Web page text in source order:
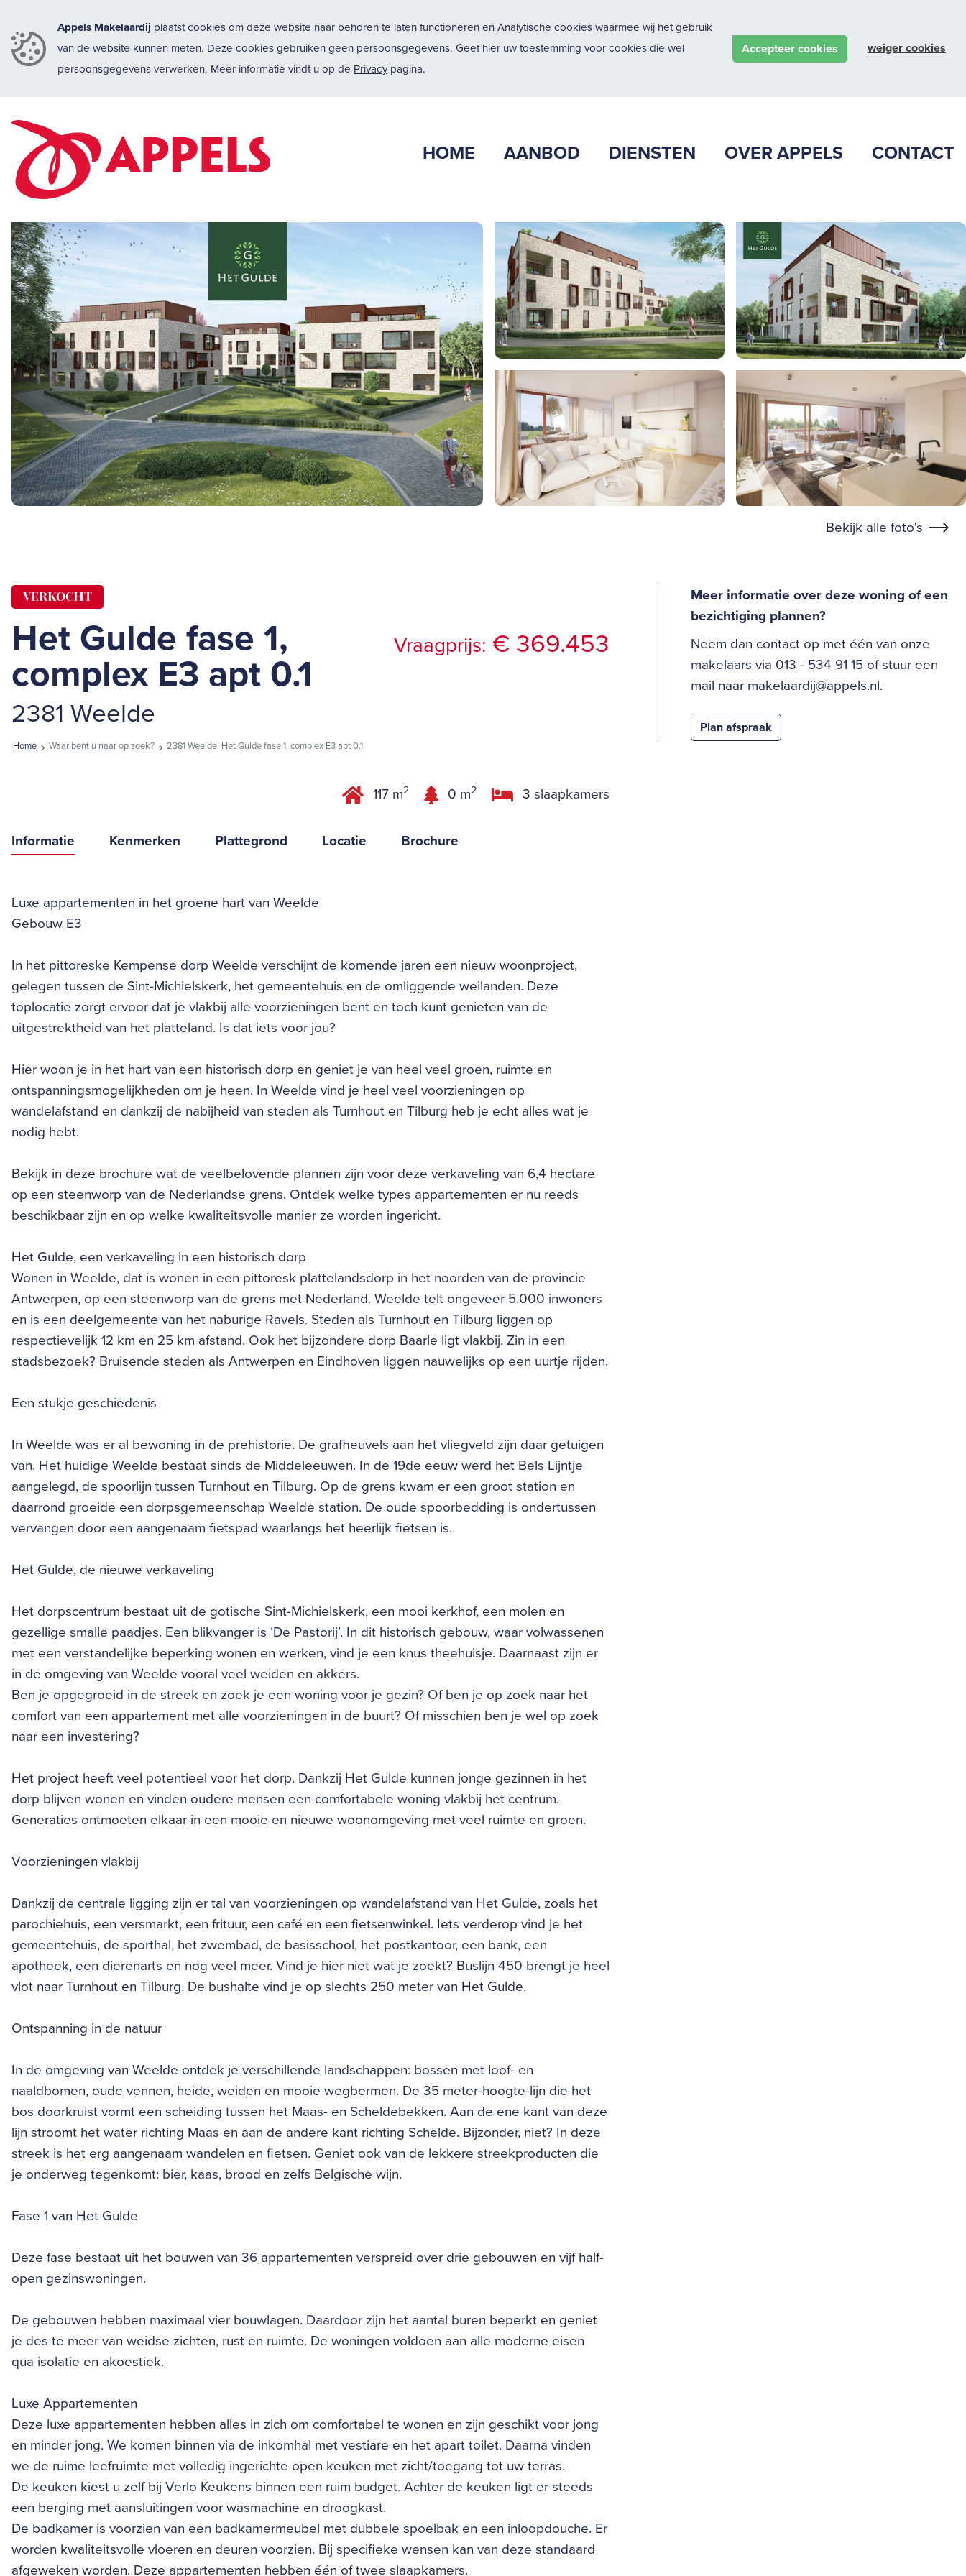
Appels Makelaardij plaatst cookies om deze website naar behoren te laten functioneren en Analytische cookies waarmee wij het gebruik
van de website kunnen meten. Deze cookies gebruiken geen persoonsgegevens. Geef hier uw toestemming voor cookies die wel
persoonsgegevens verwerken. Meer informatie vindt u op de Privacypagina.
Accepteer cookies weiger cookies
HOME AANBOD DIENSTEN OVER APPELS CONTACT
Bekijk alle foto's
VERKOCHT
Vraagprijs: € 369.453
Het Gulde fase 1,
complex E3 apt 0.1
2381 Weelde
Home Waar bent u naar op zoek? 2381 Weelde, Het Gulde fase 1, complex E3 apt 0.1
117 m2 0 m2 3 slaapkamers
Informatie Kenmerken Plattegrond Locatie Brochure
Luxe appartementen in het groene hart van Weelde
Gebouw E3
In het pittoreske Kempense dorp Weelde verschijnt de komende jaren een nieuw woonproject,
gelegen tussen de Sint-Michielskerk, het gemeentehuis en de omliggende weilanden. Deze
toplocatie zorgt ervoor dat je vlakbij alle voorzieningen bent en toch kunt genieten van de
uitgestrektheid van het platteland. Is dat iets voor jou?
Hier woon je in het hart van een historisch dorp en geniet je van heel veel groen, ruimte en
ontspanningsmogelijkheden om je heen. In Weelde vind je heel veel voorzieningen op
wandelafstand en dankzij de nabijheid van steden als Turnhout en Tilburg heb je echt alles wat je
nodig hebt.
Bekijk in deze brochure wat de veelbelovende plannen zijn voor deze verkaveling van 6,4 hectare
op een steenworp van de Nederlandse grens. Ontdek welke types appartementen er nu reeds
beschikbaar zijn en op welke kwaliteitsvolle manier ze worden ingericht.
Het Gulde, een verkaveling in een historisch dorp
Wonen in Weelde, dat is wonen in een pittoresk plattelandsdorp in het noorden van de provincie
Antwerpen, op een steenworp van de grens met Nederland. Weelde telt ongeveer 5.000 inwoners
en is een deelgemeente van het naburige Ravels. Steden als Turnhout en Tilburg liggen op
respectievelijk 12 km en 25 km afstand. Ook het bijzondere dorp Baarle ligt vlakbij. Zin in een
stadsbezoek? Bruisende steden als Antwerpen en Eindhoven liggen nauwelijks op een uurtje rijden.
Een stukje geschiedenis
In Weelde was er al bewoning in de prehistorie. De grafheuvels aan het vliegveld zijn daar getuigen
van. Het huidige Weelde bestaat sinds de Middeleeuwen. In de 19de eeuw werd het Bels Lijntje
aangelegd, de spoorlijn tussen Turnhout en Tilburg. Op de grens kwam er een groot station en
daarrond groeide een dorpsgemeenschap Weelde station. De oude spoorbedding is ondertussen
vervangen door een aangenaam fietspad waarlangs het heerlijk fietsen is.
Het Gulde, de nieuwe verkaveling
Het dorpscentrum bestaat uit de gotische Sint-Michielskerk, een mooi kerkhof, een molen en
gezellige smalle paadjes. Een blikvanger is ‘De Pastorij’. In dit historisch gebouw, waar volwassenen
met een verstandelijke beperking wonen en werken, vind je een knus theehuisje. Daarnaast zijn er
in de omgeving van Weelde vooral veel weiden en akkers.
Ben je opgegroeid in de streek en zoek je een woning voor je gezin? Of ben je op zoek naar het
comfort van een appartement met alle voorzieningen in de buurt? Of misschien ben je wel op zoek
naar een investering?
Het project heeft veel potentieel voor het dorp. Dankzij Het Gulde kunnen jonge gezinnen in het
dorp blijven wonen en vinden oudere mensen een comfortabele woning vlakbij het centrum.
Generaties ontmoeten elkaar in een mooie en nieuwe woonomgeving met veel ruimte en groen.
Voorzieningen vlakbij
Dankzij de centrale ligging zijn er tal van voorzieningen op wandelafstand van Het Gulde, zoals het
parochiehuis, een versmarkt, een frituur, een café en een fietsenwinkel. Iets verderop vind je het
gemeentehuis, de sporthal, het zwembad, de basisschool, het postkantoor, een bank, een
apotheek, een dierenarts en nog veel meer. Vind je hier niet wat je zoekt? Buslijn 450 brengt je heel
vlot naar Turnhout en Tilburg. De bushalte vind je op slechts 250 meter van Het Gulde.
Ontspanning in de natuur
In de omgeving van Weelde ontdek je verschillende landschappen: bossen met loof- en
naaldbomen, oude vennen, heide, weiden en mooie wegbermen. De 35 meter-hoogte-lijn die het
bos doorkruist vormt een scheiding tussen het Maas- en Scheldebekken. Aan de ene kant van deze
lijn stroomt het water richting Maas en aan de andere kant richting Schelde. Bijzonder, niet? In deze
streek is het erg aangenaam wandelen en fietsen. Geniet ook van de lekkere streekproducten die
je onderweg tegenkomt: bier, kaas, brood en zelfs Belgische wijn.
Fase 1 van Het Gulde
Deze fase bestaat uit het bouwen van 36 appartementen verspreid over drie gebouwen en vijf half-
open gezinswoningen.
De gebouwen hebben maximaal vier bouwlagen. Daardoor zijn het aantal buren beperkt en geniet
je des te meer van weidse zichten, rust en ruimte. De woningen voldoen aan alle moderne eisen
qua isolatie en akoestiek.
Luxe Appartementen
Deze luxe appartementen hebben alles in zich om comfortabel te wonen en zijn geschikt voor jong
en minder jong. We komen binnen via de inkomhal met vestiare en het apart toilet. Daarna vinden
we de ruime leefruimte met volledig ingerichte open keuken met zicht/toegang tot uw terras.
De keuken kiest u zelf bij Verlo Keukens binnen een ruim budget. Achter de keuken ligt er steeds
een berging met aansluitingen voor wasmachine en droogkast.
De badkamer is voorzien van een badkamermeubel met dubbele spoelbak en een inloopdouche. Er
worden kwaliteitsvolle vloeren en deuren voorzien. Bij specifieke wensen kan van deze standaard
afgeweken worden. Deze appartementen hebben één of twee slaapkamers.
Meer informatie over deze woning of een
bezichtiging plannen?
Neem dan contact op met één van onze
makelaars via 013 - 534 91 15 of stuur een
mail naar makelaardij@appels.nl.
Plan afspraak